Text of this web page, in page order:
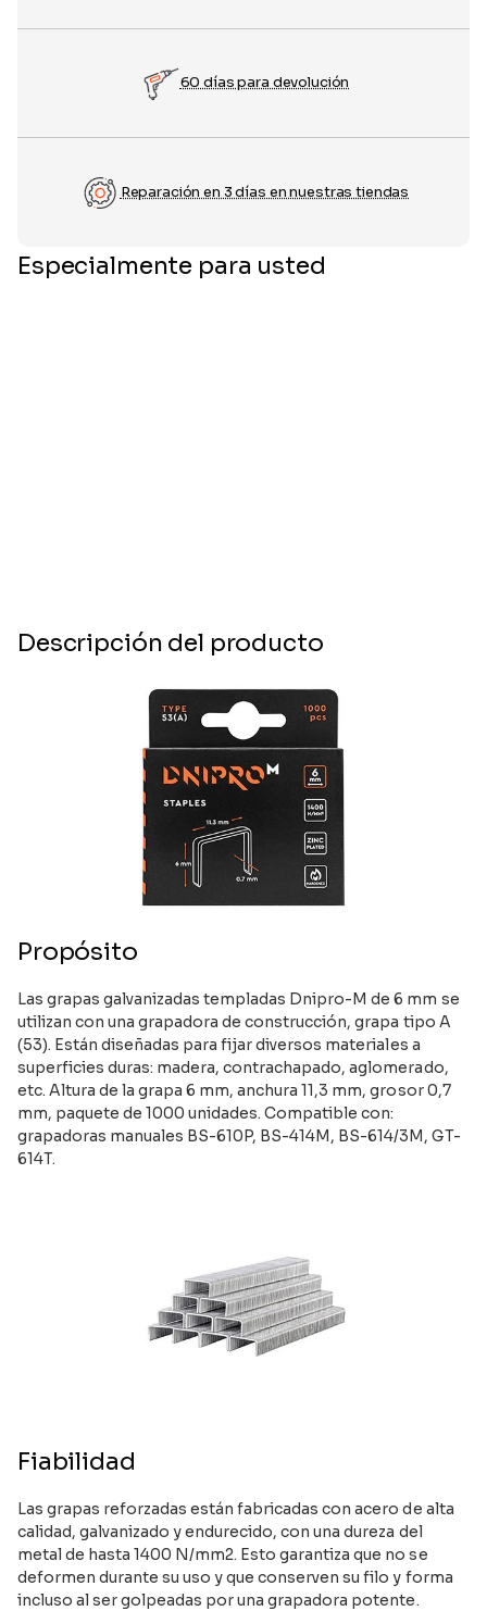
60 días para devolución
Reparación en 3 días en nuestras tiendas
Especialmente para usted
Descripción del producto
Propósito
Las grapas galvanizadas templadas Dnipro-M de 6 mm se
utilizan con una grapadora de construcción, grapa tipo A
(53). Están diseñadas para fijar diversos materiales a
superficies duras: madera, contrachapado, aglomerado,
etc. Altura de la grapa 6 mm, anchura 11,3 mm, grosor 0,7
mm, paquete de 1000 unidades. Compatible con:
grapadoras manuales BS-610P, BS-414M, BS-614/3M, GT-
614T.
Fiabilidad
Las grapas reforzadas están fabricadas con acero de alta
calidad, galvanizado y endurecido, con una dureza del
metal de hasta 1400 N/mm2. Esto garantiza que no se
deformen durante su uso y que conserven su filo y forma
incluso al ser golpeadas por una grapadora potente.